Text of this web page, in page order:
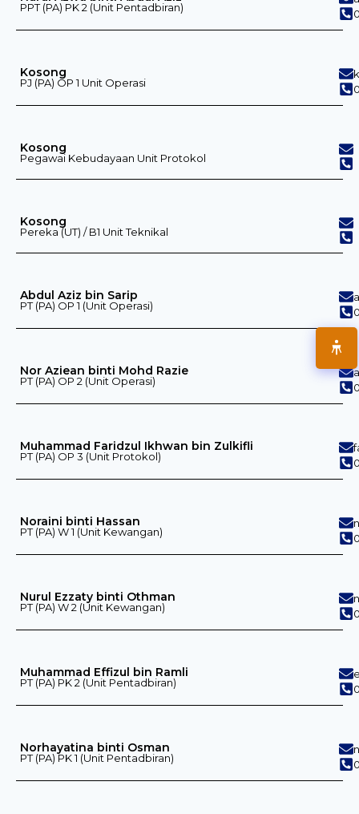
PPT (PA) PK 2 (Unit Pentadbiran)
Kosong
PJ (PA) OP 1 Unit Operasi
Kosong
Pegawai Kebudayaan Unit Protokol
Kosong
Pereka (UT) / B1 Unit Teknikal
Abdul Aziz bin Sarip
PT (PA) OP 1 (Unit Operasi)
Nor Aziean binti Mohd Razie
PT (PA) OP 2 (Unit Operasi)
Muhammad Faridzul Ikhwan bin Zulkifli
PT (PA) OP 3 (Unit Protokol)
Noraini binti Hassan
PT (PA) W 1 (Unit Kewangan)
Nurul Ezzaty binti Othman
PT (PA) W 2 (Unit Kewangan)
Muhammad Effizul bin Ramli
PT (PA) PK 2 (Unit Pentadbiran)
Norhayatina binti Osman
PT (PA) PK 1 (Unit Pentadbiran)